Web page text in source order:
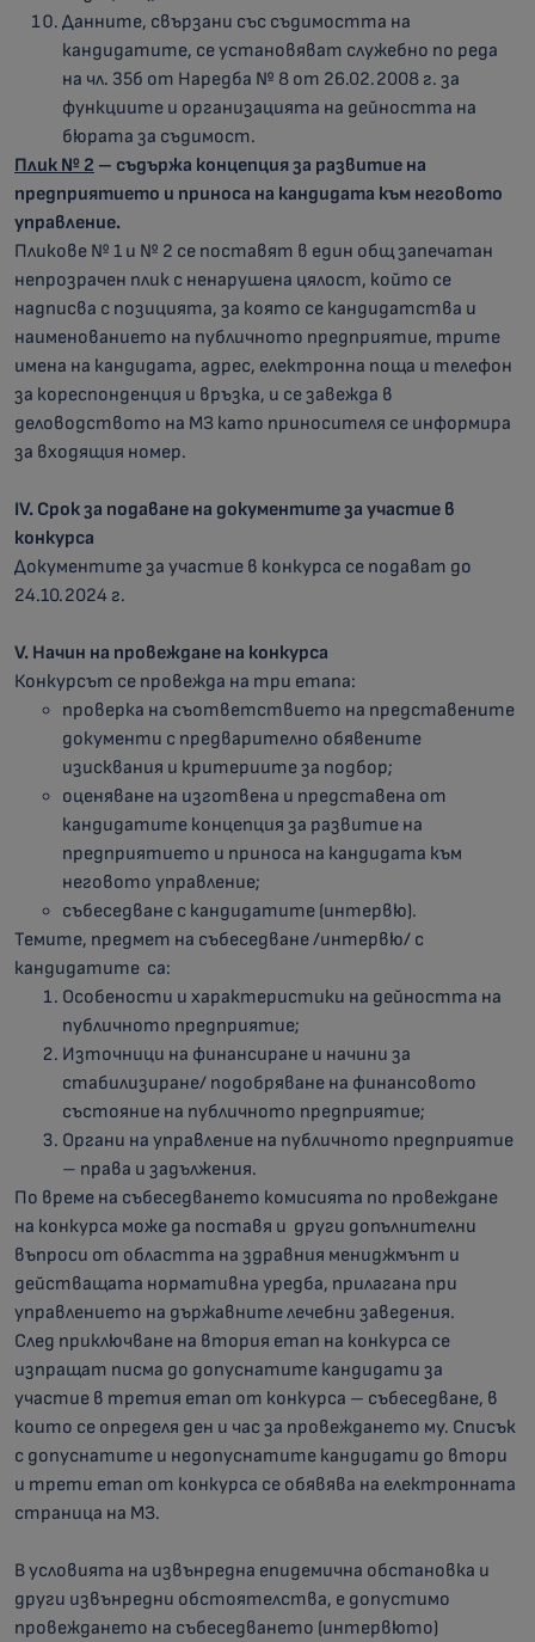
Данните, свързани със съдимостта на
кандидатите, се установяват служебно по реда
на чл. 35б от Наредба № 8 от 26.02.2008 г. за
функциите и организацията на дейността на
бюрата за съдимост.
Плик № 2 – съдържа концепция за развитие на
предприятието и приноса на кандидата към неговото
управление.
Пликове № 1 и № 2 се поставят в един общ запечатан
непрозрачен плик с ненарушена цялост, който се
надписва с позицията, за която се кандидатства и
наименованието на публичното предприятие, трите
имена на кандидата, адрес, електронна поща и телефон
за кореспонденция и връзка, и се завежда в
деловодството на МЗ като приносителя се информира
за входящия номер.
IV. Срок за подаване на документите за участие в
конкурса
Документите за участие в конкурса се подават до
24.10.2024 г.
V. Начин на провеждане на конкурса
Конкурсът се провежда на три етапа:
проверка на съответствието на представените
документи с предварително обявените
изисквания и критериите за подбор;
оценяване на изготвена и представена от
кандидатите концепция за развитие на
предприятието и приноса на кандидата към
неговото управление;
събеседване с кандидатите (интервю).
Темите, предмет на събеседване /интервю/ с
кандидатите са:
Особености и характеристики на дейността на
публичното предприятие;
Източници на финансиране и начини за
стабилизиране/ подобряване на финансовото
състояние на публичното предприятие;
Органи на управление на публичното предприятие
– права и задължения.
По време на събеседването комисията по провеждане
на конкурса може да поставя и други допълнителни
въпроси от областта на здравния мениджмънт и
действащата нормативна уредба, прилагана при
управлението на държавните лечебни заведения.
След приключване на втория етап на конкурса се
изпращат писма до допуснатите кандидати за
участие в третия етап от конкурса – събеседване, в
които се определя ден и час за провеждането му. Списък
с допуснатите и недопуснатите кандидати до втори
и трети етап от конкурса се обявява на електронната
страница на МЗ.
В условията на извънредна епидемична обстановка и
други извънредни обстоятелства, е допустимо
провеждането на събеседването (интервюто)